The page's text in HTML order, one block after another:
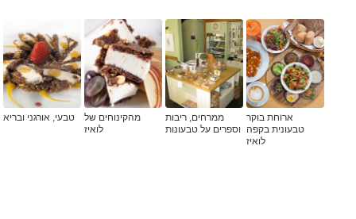
ארוחת בוקר
טבעונית בקפה
לואיז
ממרחים, ריבות
וספרים על טבעונות
מהקינוחים של
לואיז
טבעי, אורגני ובריא